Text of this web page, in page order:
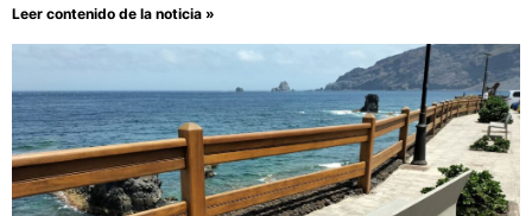
Leer contenido de la noticia »